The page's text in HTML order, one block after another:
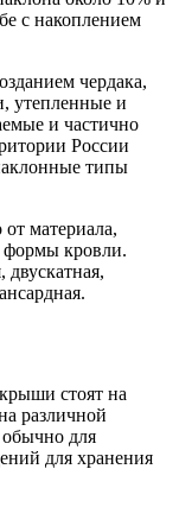
с накоплением
чердака,
утепленные и
и частично
России
типы
материала,
формы кровли.
стоят на
различной
для
для хранения